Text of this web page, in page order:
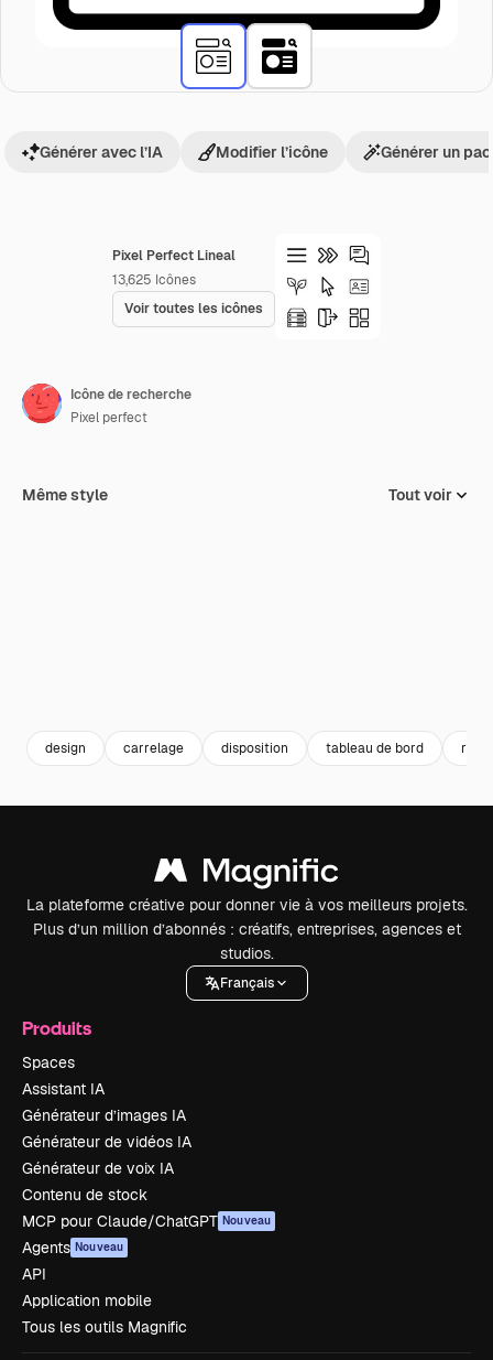
Pixel Perfect Lineal
13,625 Icônes
Voir toutes les icônes
Générer avec l’IA Modifier l’icône Générer un
Icône de recherche
Pixel perfect
Même style Tout voir
design carrelage disposition tableau de bord
La plateforme créative pour donner vie à vos meilleurs projets.
Plus d’un million d’abonnés : créatifs, entreprises, agences et
studios.
Français
Produits
Spaces
Assistant IA
Générateur d’images IA
Générateur de vidéos IA
Générateur de voix IA
Contenu de stock
MCP pour Claude/ChatGPT Nouveau
Agents Nouveau
API
Application mobile
Tous les outils Magnific